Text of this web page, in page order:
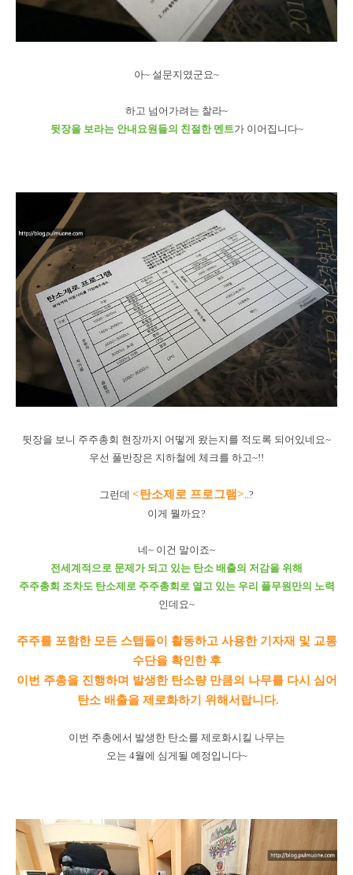
아~ 설문지였군요~
하고 넘어가려는 찰라~
뒷장을 보라는 안내요원들의 친절한 멘트가 이어집니다~
뒷장을 보니 주주총회 현장까지 어떻게 왔는지를 적도록 되어있네요~
우선 풀반장은 지하철에 체크를 하고~!!
그런데 <탄소제로 프로그램>..?
이게 뭘까요?
네~ 이건 말이죠~
전세계적으로 문제가 되고 있는 탄소 배출의 저감을 위해
주주총회 조차도 탄소제로 주주총회로 열고 있는 우리 풀무원만의 노력
인데요~
주주를 포함한 모든 스텝들이 활동하고 사용한 기자재 및 교통
수단을 확인한 후
이번 주총을 진행하며 발생한 탄소량 만큼의 나무를 다시 심어
탄소 배출을 제로화하기 위해서랍니다.
이번 주총에서 발생한 탄소를 제로화시킬 나무는
오는 4월에 심게될 예정입니다~